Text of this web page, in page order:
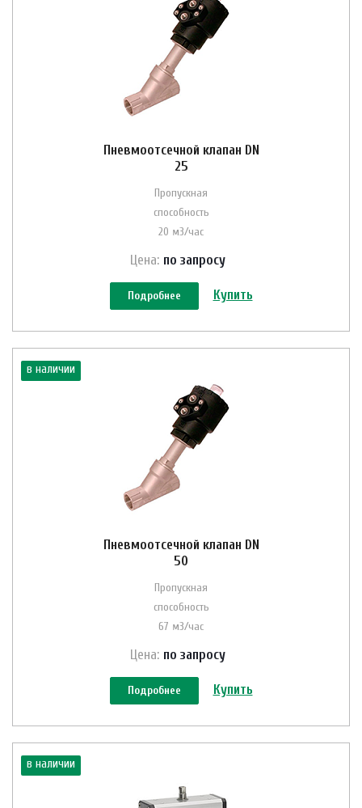
Пневмоотсечной клапан DN
25
Пропускная
способность
20 м3/час
Цена: по запросу
Подробнее Купить
в наличии
Пневмоотсечной клапан DN
50
Пропускная
способность
67 м3/час
Цена: по запросу
Подробнее Купить
в наличии